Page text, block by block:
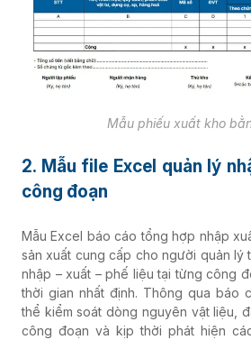
Mẫu phiếu xuất kho
2. Mẫu file Excel quản lý
công đoạn
Mẫu Excel báo cáo tổng hợp nhập
sản xuất cung cấp cho người quản lý
nhập – xuất – phế liệu tại từng công
thời gian nhất định. Thông qua báo
thể kiểm soát dòng nguyên vật liệu,
công đoạn và kịp thời phát hiện